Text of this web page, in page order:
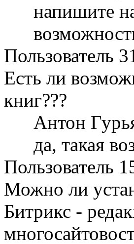
напишите
Пользователь
Есть ли
книг???
Антон
да, такая
Пользователь
Можно ли
Битрикс -